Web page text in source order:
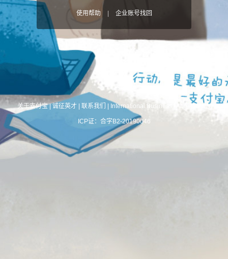
使用帮助 企业账号找回
关于支付宝|诚征英才 联系我们 International Business About Alipay
ICP证：合字B2-20190046